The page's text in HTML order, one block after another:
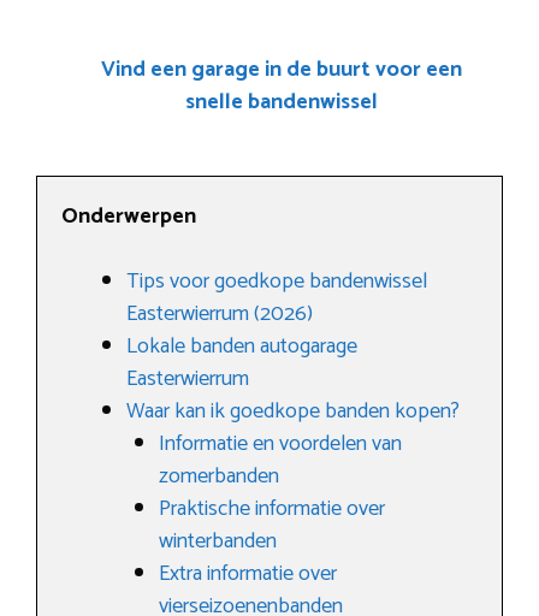
Vind een garage in de buurt voor een
snelle bandenwissel
Onderwerpen
Tips voor goedkope bandenwissel
Easterwierrum (2026)
Lokale banden autogarage
Easterwierrum
Waar kan ik goedkope banden kopen?
Informatie en voordelen van
zomerbanden
Praktische informatie over
winterbanden
Extra informatie over
vierseizoenenbanden